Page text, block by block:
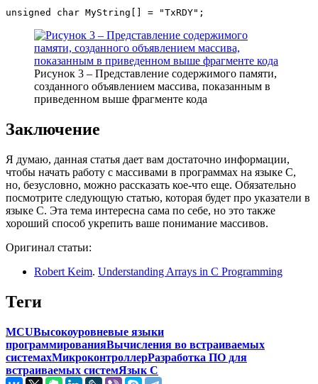
unsigned char MyString = "TxRDY" ;
Рисунок 3 – Представление содержимого памяти,
созданного объявлением массива, показанным в
приведенном выше фрагменте кода
Заключение
Я думаю, данная статья дает вам достаточно информации,
чтобы начать работу с массивами в программах на языке C,
но, безусловно, можно рассказать кое-что еще. Обязательно
посмотрите следующую статью, которая будет про указатели в
языке C. Эта тема интересна сама по себе, но это также
хороший способ укрепить ваше понимание массивов.
Оригинал статьи:
Robert Keim. Understanding Arrays in C Programming
Теги
MCUВысокоуровневые языки
программированияВычисления во встраиваемых
системахМикроконтроллерРазработка ПО для
встраиваемых системЯзык C